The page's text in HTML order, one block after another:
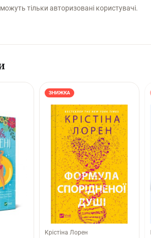
тільки авторизовані користувачі.
ЗНИЖКА
Крістіна Лорен